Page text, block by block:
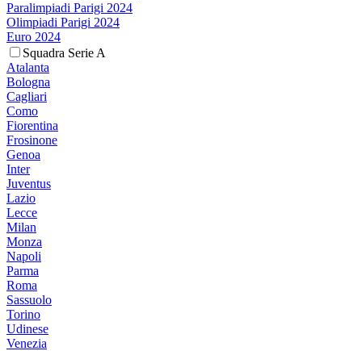
Paralimpiadi Parigi 2024
Olimpiadi Parigi 2024
Euro 2024
Squadra Serie A
Atalanta
Bologna
Cagliari
Como
Fiorentina
Frosinone
Genoa
Inter
Juventus
Lazio
Lecce
Milan
Monza
Napoli
Parma
Roma
Sassuolo
Torino
Udinese
Venezia